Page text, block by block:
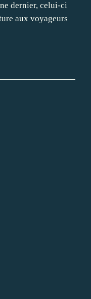
dernier, celui-ci
aux voyageurs